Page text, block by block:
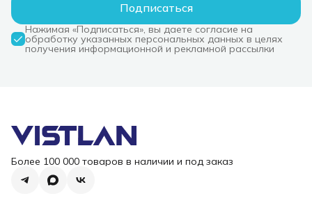
Подписаться
Нажимая «Подписаться», вы даете согласие на
обработку указанных персональных данных в целях
получения информационной и рекламной рассылки
Более 100 000 товаров в наличии и под заказ